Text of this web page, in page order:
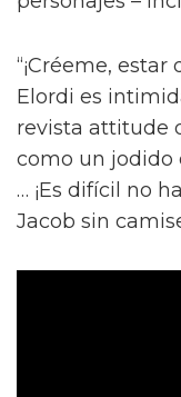
“¡Créeme,
Elordi es
revista attitude
como un jodido
… ¡Es difícil no
Jacob sin